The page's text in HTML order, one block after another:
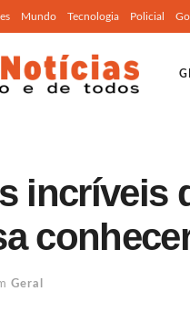
Mundo Tecnologia Policial
incríveis
Geral